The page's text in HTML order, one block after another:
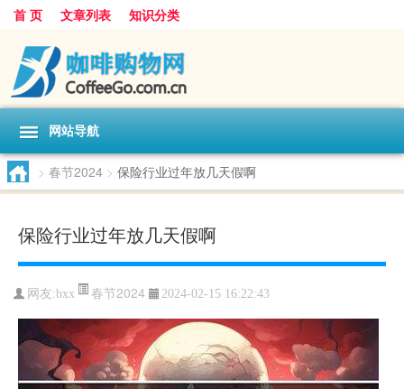
首 页 文章列表 知识分类
网站导航
> 春节2024 > 保险行业过年放几天假啊
保险行业过年放几天假啊
网友:bxx 春节2024 2024-02-15 16:22:43